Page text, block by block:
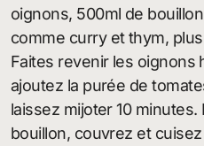
oignons, 500ml de
comme curry et thym,
Faites revenir les oignons
ajoutez la purée de
laissez mijoter 10
bouillon, couvrez et